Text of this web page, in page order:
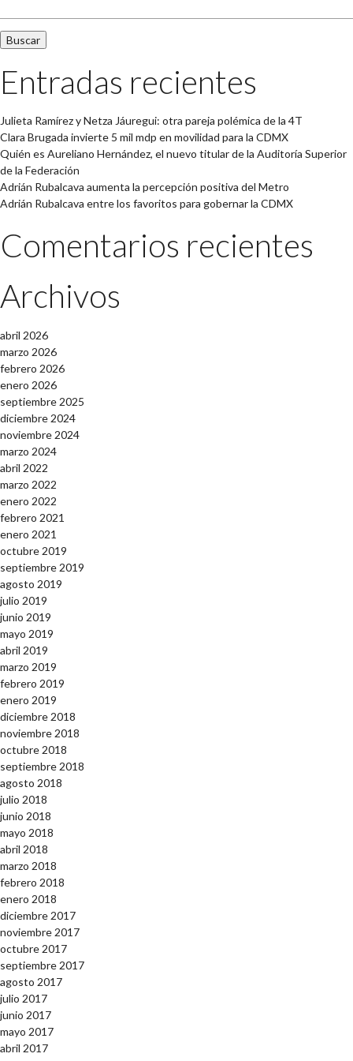
Entradas recientes
Julieta Ramírez y Netza Jáuregui: otra pareja polémica de la 4T
Clara Brugada invierte 5 mil mdp en movilidad para la CDMX
Quién es Aureliano Hernández, el nuevo titular de la Auditoría Superior
de la Federación
Adrián Rubalcava aumenta la percepción positiva del Metro
Adrián Rubalcava entre los favoritos para gobernar la CDMX
Comentarios recientes
Archivos
abril 2026
marzo 2026
febrero 2026
enero 2026
septiembre 2025
diciembre 2024
noviembre 2024
marzo 2024
abril 2022
marzo 2022
enero 2022
febrero 2021
enero 2021
octubre 2019
septiembre 2019
agosto 2019
julio 2019
junio 2019
mayo 2019
abril 2019
marzo 2019
febrero 2019
enero 2019
diciembre 2018
noviembre 2018
octubre 2018
septiembre 2018
agosto 2018
julio 2018
junio 2018
mayo 2018
abril 2018
marzo 2018
febrero 2018
enero 2018
diciembre 2017
noviembre 2017
octubre 2017
septiembre 2017
agosto 2017
julio 2017
junio 2017
mayo 2017
abril 2017